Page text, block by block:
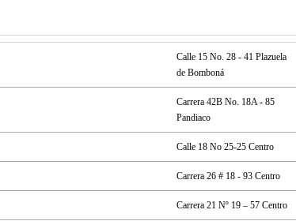
Calle 15 No. 28 - 41 Plazuela
de Bomboná
Carrera 42B No. 18A - 85
Pandiaco
Calle 18 No 25-25 Centro
Carrera 26 # 18 - 93 Centro
Carrera 21 Nº 19 – 57 Centro